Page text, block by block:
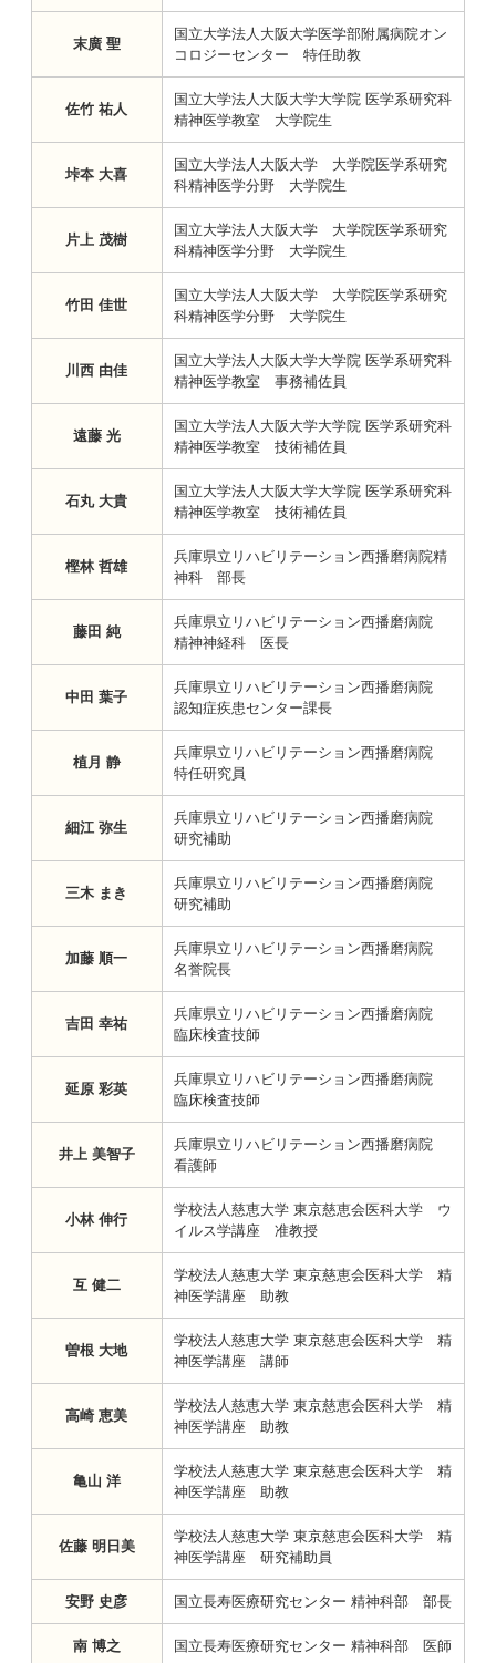
末廣 聖
国立大学法人大阪大学医学部附属病院オン
コロジーセンター 特任助教
佐竹 祐人
国立大学法人大阪大学大学院 医学系研究科
精神医学教室 大学院生
垰夲 大喜
国立大学法人大阪大学 大学院医学系研究
科精神医学分野 大学院生
片上 茂樹
国立大学法人大阪大学 大学院医学系研究
科精神医学分野 大学院生
竹田 佳世
国立大学法人大阪大学 大学院医学系研究
科精神医学分野 大学院生
川西 由佳
国立大学法人大阪大学大学院 医学系研究科
精神医学教室 事務補佐員
遠藤 光
国立大学法人大阪大学大学院 医学系研究科
精神医学教室 技術補佐員
石丸 大貴
国立大学法人大阪大学大学院 医学系研究科
精神医学教室 技術補佐員
樫林 哲雄
兵庫県立リハビリテーション西播磨病院精
神科 部長
藤田 純
兵庫県立リハビリテーション西播磨病院
精神神経科 医長
中田 葉子
兵庫県立リハビリテーション西播磨病院
認知症疾患センター課長
植月 静
兵庫県立リハビリテーション西播磨病院
特任研究員
細江 弥生
兵庫県立リハビリテーション西播磨病院
研究補助
三木 まき
兵庫県立リハビリテーション西播磨病院
研究補助
加藤 順一
兵庫県立リハビリテーション西播磨病院
名誉院長
吉田 幸祐
兵庫県立リハビリテーション西播磨病院
臨床検査技師
延原 彩英
兵庫県立リハビリテーション西播磨病院
臨床検査技師
井上 美智子
兵庫県立リハビリテーション西播磨病院
看護師
小林 伸行
学校法人慈恵大学 東京慈恵会医科大学 ウ
イルス学講座 准教授
互 健二
学校法人慈恵大学 東京慈恵会医科大学 精
神医学講座 助教
曽根 大地
学校法人慈恵大学 東京慈恵会医科大学 精
神医学講座 講師
高崎 恵美
学校法人慈恵大学 東京慈恵会医科大学 精
神医学講座 助教
亀山 洋
学校法人慈恵大学 東京慈恵会医科大学 精
神医学講座 助教
佐藤 明日美
学校法人慈恵大学 東京慈恵会医科大学 精
神医学講座 研究補助員
安野 史彦 国立長寿医療研究センター 精神科部 部長
南 博之 国立長寿医療研究センター 精神科部 医師